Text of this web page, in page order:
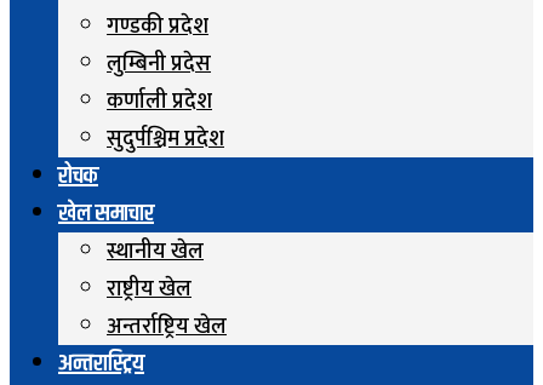
गण्डकी प्रदेश
लुम्बिनी प्रदेस
कर्णाली प्रदेश
सुदुर्पश्चिम प्रदेश
रोचक
खेल समाचार
स्थानीय खेल
राष्ट्रीय खेल
अन्तर्राष्ट्रिय खेल
अन्तरास्ट्रिय